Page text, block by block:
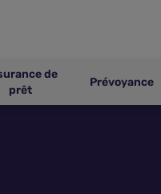
de
prêt
Prévoyance